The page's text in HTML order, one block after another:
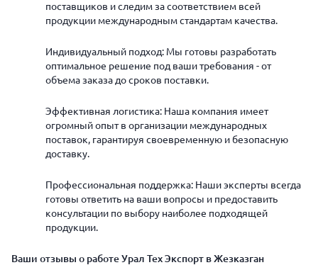
поставщиков и следим за соответствием всей
продукции международным стандартам качества.
Индивидуальный подход: Мы готовы разработать
оптимальное решение под ваши требования - от
объема заказа до сроков поставки.
Эффективная логистика: Наша компания имеет
огромный опыт в организации международных
поставок, гарантируя своевременную и безопасную
доставку.
Профессиональная поддержка: Наши эксперты всегда
готовы ответить на ваши вопросы и предоставить
консультации по выбору наиболее подходящей
продукции.
Ваши отзывы о работе Урал Тех Экспорт в Жезказган